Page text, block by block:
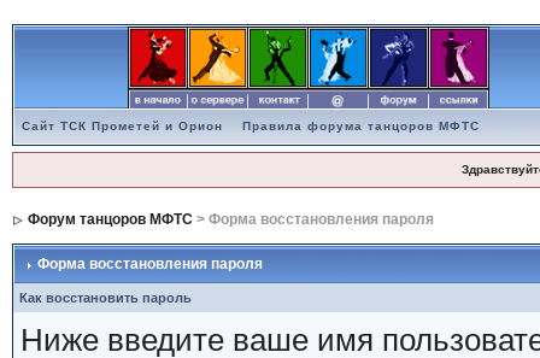
Сайт ТСК Прометей и Орион Правила форума танцоров МФТС
Форум танцоров МФТС> Форма восстановления пароля
Форма восстановления пароля
Как восстановить пароль
Ниже введите ваше имя